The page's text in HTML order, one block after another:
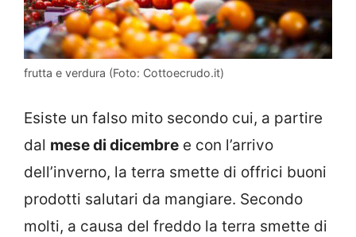
frutta e verdura (Foto: Cottoecrudo.it)
Esiste un falso mito secondo cui, a partire
dal mese di dicembre e con l’arrivo
dell’inverno, la terra smette di offrici buoni
prodotti salutari da mangiare. Secondo
molti, a causa del freddo la terra smette di